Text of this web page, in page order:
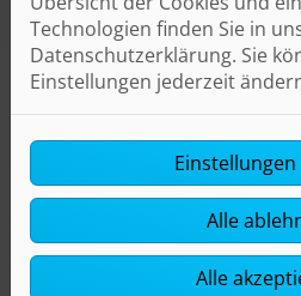
Technologien finden Sie in
Datenschutzerklärung. Sie
Einstellungen jederzeit
Alle
Alle